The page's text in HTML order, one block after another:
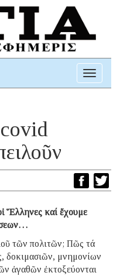
Toggle
Ἕλληνες καί ἔχουμε
τῶν πολιτῶν; Πῶς τά
δοκιμασιῶν, μνημονίων
ἀγαθῶν ἐκτοξεύονται